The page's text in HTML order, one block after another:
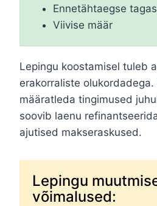
Ennetähtaegse
Viivise määr
Lepingu koostamisel tuleb
erakorraliste
määratleda tingimused
soovib laenu
ajutised makseraskused.
Lepingu
võimalused: